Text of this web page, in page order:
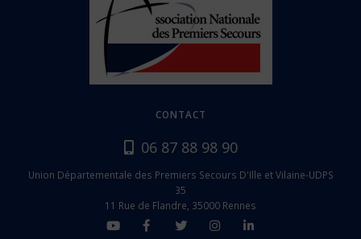
CONTACT
06 87 88 98 90
Union Départementale des Premiers Secours D'Ille et Vilaine-UDPS
35
11 Rue de Flandre, 35000 Rennes